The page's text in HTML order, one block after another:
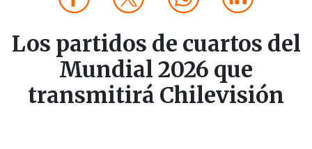
Los partidos de cuartos del
Mundial 2026 que
transmitirá Chilevisión